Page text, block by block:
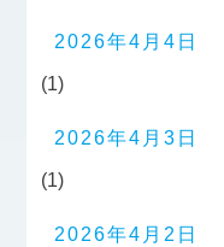
2026年4月4日
(1)
2026年4月3日
(1)
2026年4月2日